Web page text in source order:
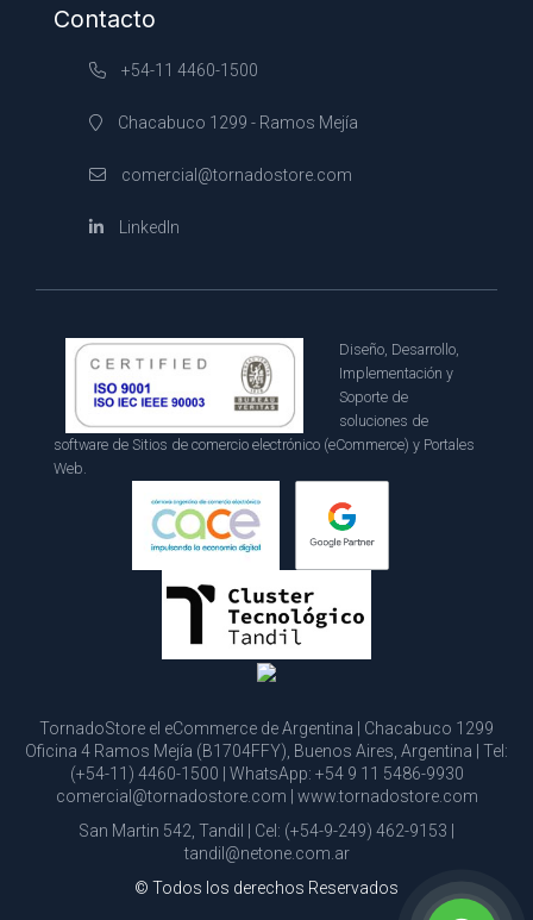
Contacto
+54-11 4460-1500
Chacabuco 1299 - Ramos Mejía
comercial@tornadostore.com
LinkedIn
Diseño, Desarrollo,
Implementación y
Soporte de
soluciones de
software de Sitios de comercio electrónico (eCommerce) y Portales
Web.
TornadoStore el eCommerce de Argentina | Chacabuco 1299
Oficina 4 Ramos Mejía (B1704FFY), Buenos Aires, Argentina | Tel:
(+54-11) 4460-1500 | WhatsApp: +54 9 11 5486-9930
comercial@tornadostore.com
www.tornadostore.com
San Martin 542, Tandil | Cel: (+54-9-249) 462-9153
tandil@netone.com.ar
© Todos los derechos Reservados